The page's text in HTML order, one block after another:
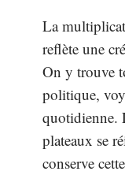
La
reflète une
On y trouve
politique,
quotidienne.
plateaux se
conserve